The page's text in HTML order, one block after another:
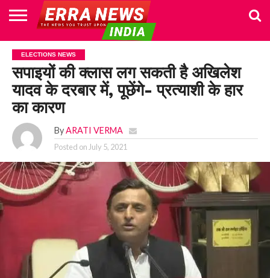
HOME
POLITICS
NEWS
BUSINESS
CULTURE
NATIONAL
SPORTS
LIFESTYLE
TRAVEL
OPINION
BREAKING
NEWS
ENTERTAINMENT
WORLD
CRIME
JOIN
US
ELECTIONS NEWS
सपाइयों की क्लास लग सकती है अखिलेश
यादव के दरबार में, पूछेंगे- प्रत्याशी के हार
का कारण
By ARATI VERMA
Posted on July 5, 2021